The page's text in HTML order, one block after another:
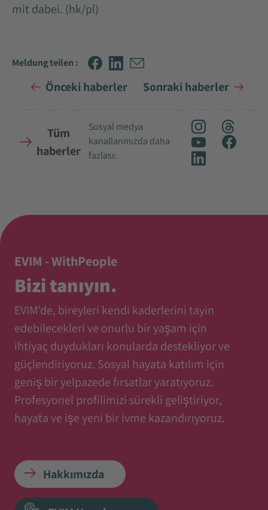
mit dabei. (hk/pl)
Meldung teilen :
Önceki haberler Sonraki haberler
Tüm
haberler
Sosyal medya
kanallarımızda daha
fazlası:
EVIM - WithPeople
Bizi tanıyın.
EVIM'de, bireyleri kendi kaderlerini tayin
edebilecekleri ve onurlu bir yaşam için
ihtiyaç duydukları konularda destekliyor ve
güçlendiriyoruz. Sosyal hayata katılım için
geniş bir yelpazede fırsatlar yaratıyoruz.
Profesyonel profilimizi sürekli geliştiriyor,
hayata ve işe yeni bir ivme kazandırıyoruz.
Hakkımızda